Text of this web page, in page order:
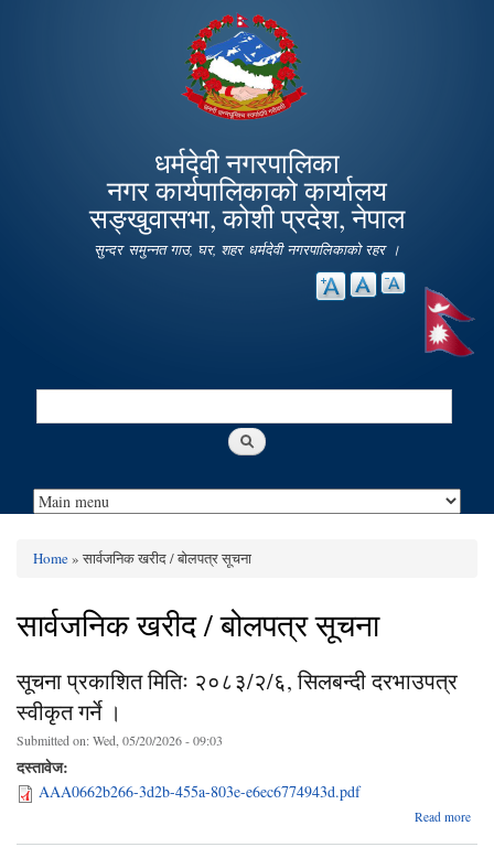
main
content
धर्मदेवी नगरपालिका
नगर कार्यपालिकाको कार्यालय
सङ्खुवासभा, कोशी प्रदेश, नेपाल
सुन्दर समुन्नत गाउ, घर, शहर धर्मदेवी नगरपालिकाको रहर ।
Search
Home» सार्वजनिक खरीद / बोलपत्र सूचना
सार्वजनिक खरीद / बोलपत्र सूचना
सूचना प्रकाशित मितिः २०८३/२/६, सिलबन्दी दरभाउपत्र
स्वीकृत गर्ने ।
Submitted on:Wed, 05/20/2026 - 09:03
दस्तावेज:
AAA0662b266-3d2b-455a-803e-e6ec6774943d.pdf
Read more